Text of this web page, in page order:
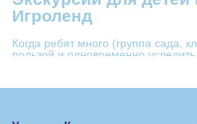
Игроленд
Когда ребят много (группа сада,
пользой и одновременно
Киеве.